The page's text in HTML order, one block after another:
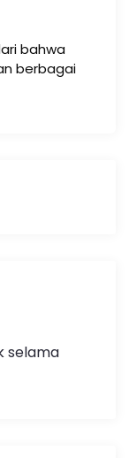
bahwa
berbagai
selama